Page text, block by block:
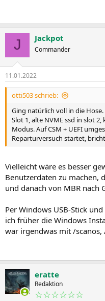
J Jackpot
Commander
11.01.2022
otti503 schrieb:
Ging natürlich voll in die
Slot 1, alte NVME ssd in slot 2,
Modus. Auf CSM + UEFI
Reparturversuch startet,
Vielleicht wäre es besser
Benutzerdaten zu machen,
und danach von MBR nach
Per Windows USB-Stick
ich früher die Windows
war irgendwas mit /scanos,
eratte
Redaktion
☆☆☆☆☆☆